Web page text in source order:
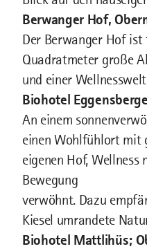
Berwanger Hof,
Der Berwanger Hof
Quadratmeter große
und einer
Biohotel
An einem
einen Wohlfühlort mit
eigenen Hof,
Bewegung
verwöhnt. Dazu
Kiesel umrandete
Biohotel Mattlihüs;